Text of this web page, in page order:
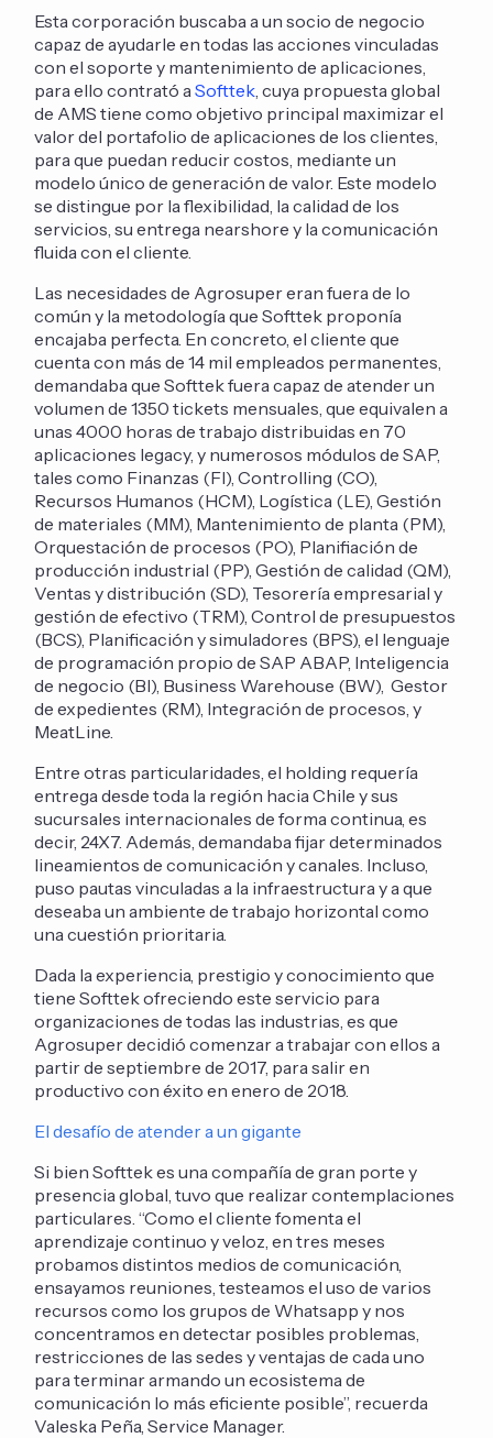
Esta corporación buscaba a un socio de negocio
capaz de ayudarle en todas las acciones vinculadas
con el soporte y mantenimiento de aplicaciones,
para ello contrató aSofttek , cuya propuesta global
de AMS tiene como objetivo principal maximizar el
valor del portafolio de aplicaciones de los clientes,
para que puedan reducir costos, mediante un
modelo único de generación de valor. Este modelo
se distingue por la flexibilidad, la calidad de los
servicios, su entrega nearshore y la comunicación
fluida con el cliente.
Las necesidades de Agrosuper eran fuera de lo
común y la metodología que Softtek proponía
encajaba perfecta. En concreto, el cliente que
cuenta con más de 14 mil empleados permanentes,
demandaba que Softtek fuera capaz de atender un
volumen de 1350 tickets mensuales, que equivalen a
unas 4000 horas de trabajo distribuidas en 70
aplicaciones legacy, y numerosos módulos de SAP,
tales como Finanzas (FI), Controlling (CO),
Recursos Humanos (HCM), Logística (LE), Gestión
de materiales (MM), Mantenimiento de planta (PM),
Orquestación de procesos (PO), Planifiación de
producción industrial (PP), Gestión de calidad (QM),
Ventas y distribución (SD), Tesorería empresarial y
gestión de efectivo (TRM), Control de presupuestos
(BCS), Planificación y simuladores (BPS), el lenguaje
de programación propio de SAP ABAP, Inteligencia
de negocio (BI), Business Warehouse (BW), Gestor
de expedientes (RM), Integración de procesos, y
MeatLine.
Entre otras particularidades, el holding requería
entrega desde toda la región hacia Chile y sus
sucursales internacionales de forma continua, es
decir, 24X7. Además, demandaba fijar determinados
lineamientos de comunicación y canales. Incluso,
puso pautas vinculadas a la infraestructura y a que
deseaba un ambiente de trabajo horizontal como
una cuestión prioritaria.
Dada la experiencia, prestigio y conocimiento que
tiene Softtek ofreciendo este servicio para
organizaciones de todas las industrias, es que
Agrosuper decidió comenzar a trabajar con ellos a
partir de septiembre de 2017, para salir en
productivo con éxito en enero de 2018.
El desafío de atender a un gigante
Si bien Softtek es una compañía de gran porte y
presencia global, tuvo que realizar contemplaciones
particulares. “Como el cliente fomenta el
aprendizaje continuo y veloz, en tres meses
probamos distintos medios de comunicación,
ensayamos reuniones, testeamos el uso de varios
recursos como los grupos de Whatsapp y nos
concentramos en detectar posibles problemas,
restricciones de las sedes y ventajas de cada uno
para terminar armando un ecosistema de
comunicación lo más eficiente posible”, recuerda
Valeska Peña, Service Manager.